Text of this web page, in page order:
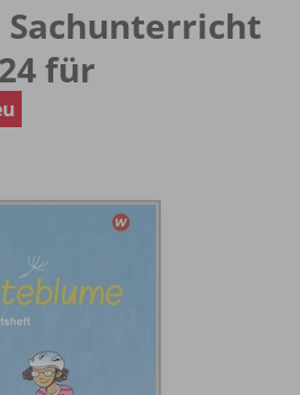
Sachunterricht
für